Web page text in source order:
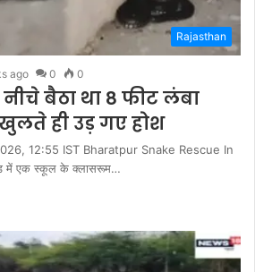
Rajasthan
ago 0 0
बैठा था 8 फीट लंबा
खुलते ही उड़ गए होश
12:55 IST Bharatpur Snake Rescue In
में एक स्कूल के क्लासरूम…